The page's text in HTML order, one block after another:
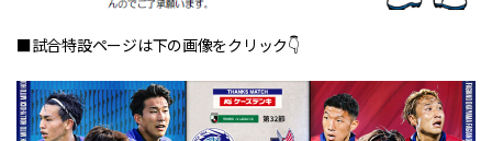
■試合特設ページは下の画像をクリック👇